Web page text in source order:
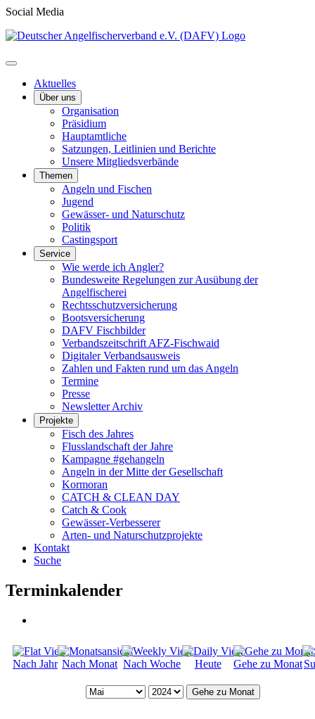
Social Media
Aktuelles
Über uns
Organisation
Präsidium
Hauptamtliche
Satzungen, Leitlinien und Berichte
Unsere Mitgliedsverbände
Themen
Angeln und Fischen
Jugend
Gewässer- und Naturschutz
Politik
Castingsport
Service
Wie werde ich Angler?
Bundesweite Regelungen zur Ausübung der
Angelfischerei
Rechtsschutzversicherung
Bootsversicherung
DAFV Fischbilder
Verbandszeitschrift AFZ-Fischwaid
Digitaler Verbandsausweis
Zahlen und Fakten rund um das Angeln
Termine
Presse
Newsletter Archiv
Projekte
Fisch des Jahres
Flusslandschaft der Jahre
Kampagne #gehangeln
Angeln in der Mitte der Gesellschaft
Kormoran
CATCH & CLEAN DAY
Catch & Cook
Gewässer-Verbesserer
Arten- und Naturschutzprojekte
Kontakt
Suche
Terminkalender
Nach Jahr Nach Monat Nach Woche Heute Gehe zu Monat
Gehe zu Monat